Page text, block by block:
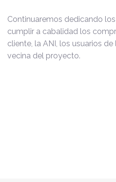
Continuaremos dedicando
cumplir a cabalidad los
cliente, la ANI, los usuarios
vecina del proyecto.